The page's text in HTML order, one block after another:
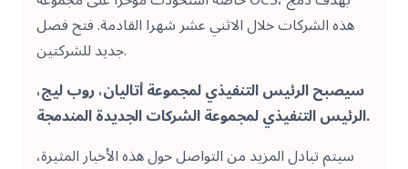
هذه الشركات خلال الاثني عشر شهرا القادمة. فتح فصل
جديد للشركتين.
سيصبح الرئيس التنفيذي لمجموعة أتاليان، روب ليج،
الرئيس التنفيذي لمجموعة الشركات الجديدة المندمجة.
سيتم تبادل المزيد من التواصل حول هذه الأخبار المثيرة،